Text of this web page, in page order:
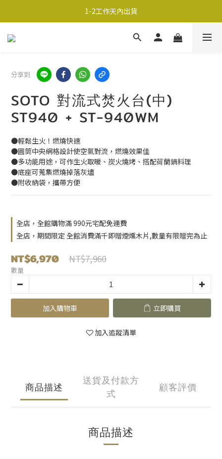
超商取貨690免運；宅配990免運
1-2工作天內出貨
超商取貨690免運；宅配990免運
分享到
SOTO 對流式焚火台(中)
ST940 + ST-940WM
●輕鬆生火！燃燒快速
●圓筒中央網格設計使空氣對流，燃燒效果佳
●多功能用途，可作生火取暖、炭火燒烤、搭配荷蘭鍋料理
●底座可蒐集燃燒掉落灰燼
●附收納袋，攜帶方便
全店，全館購物滿 990元宅配免運費
全店，期間限定 全館消費滿千即贈煙燻木片,數量有限贈完為止
NT$6,970 NT$7,960
數量
加入購物車 立即購買
加入追蹤清單
商品描述
送貨及付款方
式
顧客評價
商品描述